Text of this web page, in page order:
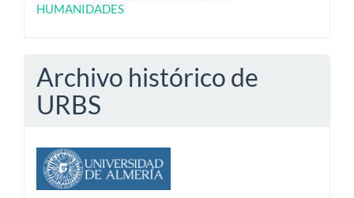
HUMANIDADES
Archivo histórico de
URBS